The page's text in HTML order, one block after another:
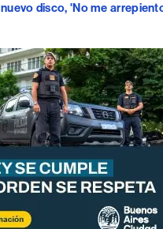
nuevo disco, 'No me